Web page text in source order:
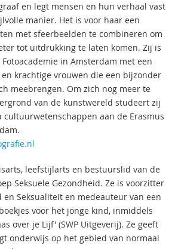
en legt mensen en hun verhaal vast
manier. Het is voor haar een
met sfeerbeelden te combineren om
tot uitdrukking te laten komen. Zij is
in Amsterdam met een
krachtige vrouwen die een bijzonder
meebrengen. Om zich nog meer te
van de kunstwereld studeert zij
cultuurwetenschappen aan de Erasmus
leefstijlarts en bestuurslid van de
Seksuele Gezondheid. Ze is voorzitter
Seksualiteit en medeauteur van een
voor het jonge kind, inmiddels
over je Lijf' (SWP Uitgeverij). Ze geeft
onderwijs op het gebied van normaal